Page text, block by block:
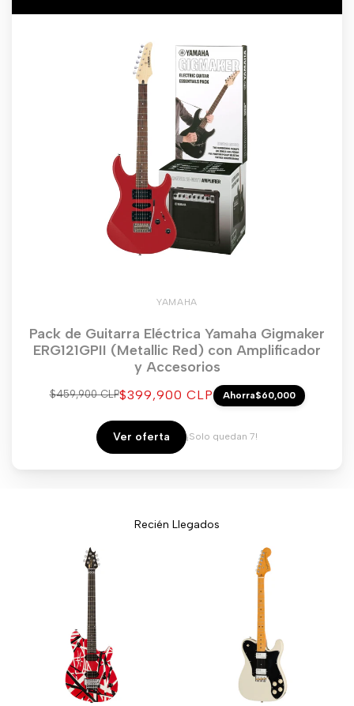
YAMAHA
Pack de Guitarra Eléctrica Yamaha Gigmaker
ERG121GPII (Metallic Red) con Amplificador
y Accesorios
Precio
$459,900 CLPPrecio
venta
$399,900 CLP Ahorra$60,000
Ver oferta ¡Solo quedan 7!
Recién Llegados